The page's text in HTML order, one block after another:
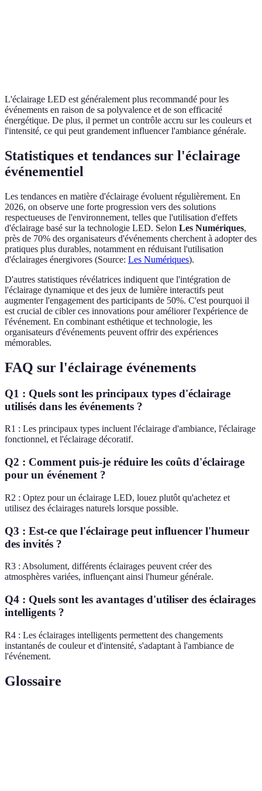
L'éclairage LED est généralement plus recommandé pour les
événements en raison de sa polyvalence et de son efficacité
énergétique. De plus, il permet un contrôle accru sur les couleurs et
l'intensité, ce qui peut grandement influencer l'ambiance générale.
Statistiques et tendances sur l'éclairage
événementiel
Les tendances en matière d'éclairage évoluent régulièrement. En
2026, on observe une forte progression vers des solutions
respectueuses de l'environnement, telles que l'utilisation d'effets
d'éclairage basé sur la technologie LED. Selon Les Numériques,
près de 70% des organisateurs d'événements cherchent à adopter des
pratiques plus durables, notamment en réduisant l'utilisation
d'éclairages énergivores (Source: Les Numériques).
D'autres statistiques révélatrices indiquent que l'intégration de
l'éclairage dynamique et des jeux de lumière interactifs peut
augmenter l'engagement des participants de 50%. C'est pourquoi il
est crucial de cibler ces innovations pour améliorer l'expérience de
l'événement. En combinant esthétique et technologie, les
organisateurs d'événements peuvent offrir des expériences
mémorables.
FAQ sur l'éclairage événements
Q1 : Quels sont les principaux types d'éclairage
utilisés dans les événements ?
R1 : Les principaux types incluent l'éclairage d'ambiance, l'éclairage
fonctionnel, et l'éclairage décoratif.
Q2 : Comment puis-je réduire les coûts d'éclairage
pour un événement ?
R2 : Optez pour un éclairage LED, louez plutôt qu'achetez et
utilisez des éclairages naturels lorsque possible.
Q3 : Est-ce que l'éclairage peut influencer l'humeur
des invités ?
R3 : Absolument, différents éclairages peuvent créer des
atmosphères variées, influençant ainsi l'humeur générale.
Q4 : Quels sont les avantages d'utiliser des éclairages
intelligents ?
R4 : Les éclairages intelligents permettent des changements
instantanés de couleur et d'intensité, s'adaptant à l'ambiance de
l'événement.
Glossaire